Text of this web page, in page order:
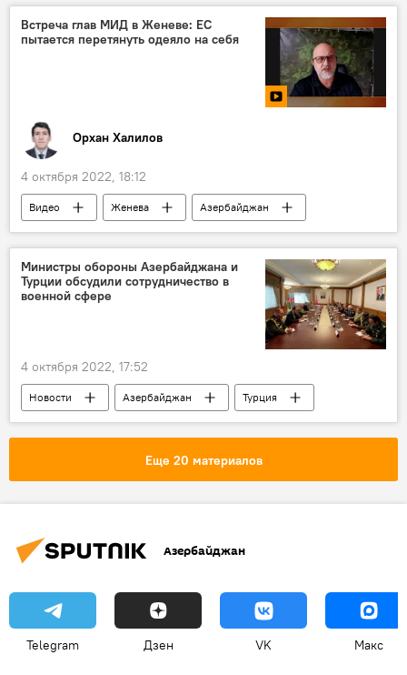
Мехрибан Алиева
Встреча глав МИД в Женеве: ЕС
пытается перетянуть одеяло на себя
Орхан Халилов
4 октября 2022, 18:12
Видео Женева
Азербайджан
Армения
МИД
Евгений Михайлов
Россия
Переговорный процесс
Министры обороны Азербайджана и
Турции обсудили сотрудничество в
военной сфере
4 октября 2022, 17:52
Новости Азербайджан
Турция
Министерство обороны
Закир Гасанов
Еще 20 материалов
Азербайджан
Telegram Дзен VK Макс